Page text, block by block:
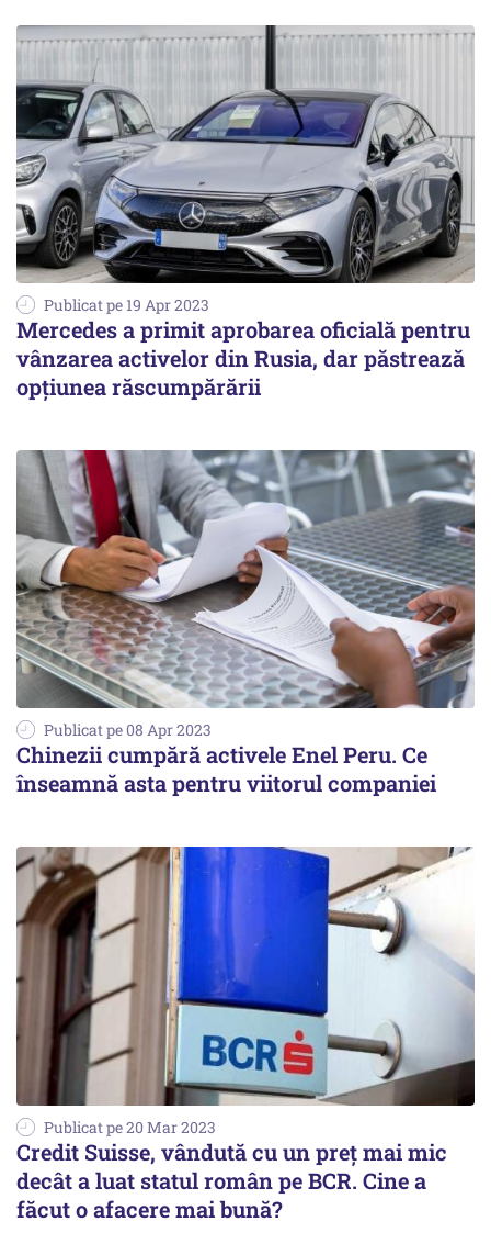
Publicat pe 19 Apr 2023
Mercedes a primit aprobarea oficială pentru
vânzarea activelor din Rusia, dar păstrează
opţiunea răscumpărării
Publicat pe 08 Apr 2023
Chinezii cumpără activele Enel Peru. Ce
înseamnă asta pentru viitorul companiei
Publicat pe 20 Mar 2023
Credit Suisse, vândută cu un preț mai mic
decât a luat statul român pe BCR. Cine a
făcut o afacere mai bună?